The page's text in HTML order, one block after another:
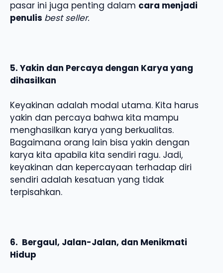
pasar ini juga penting dalam cara menjadi
penulis best seller.
5. Yakin dan Percaya dengan Karya yang
dihasilkan
Keyakinan adalah modal utama. Kita harus
yakin dan percaya bahwa kita mampu
menghasilkan karya yang berkualitas.
Bagaimana orang lain bisa yakin dengan
karya kita apabila kita sendiri ragu. Jadi,
keyakinan dan kepercayaan terhadap diri
sendiri adalah kesatuan yang tidak
terpisahkan.
6. Bergaul, Jalan-Jalan, dan Menikmati
Hidup